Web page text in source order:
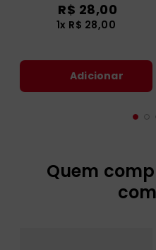
R$ 28,00
1x R$ 28,00
Adicionar
Quem